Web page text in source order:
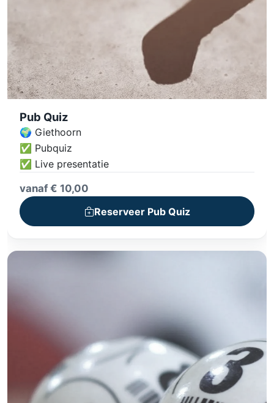
Pub Quiz
🌍 Giethoorn
✅ Pubquiz
✅ Live presentatie
vanaf € 10,00
Reserveer Pub Quiz